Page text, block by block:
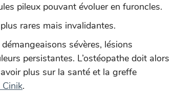
pileux pouvant évoluer en furoncles.
rares mais invalidantes.
sévères, lésions
persistantes. L’ostéopathe doit alors
plus sur la santé et la greffe
Cinik.